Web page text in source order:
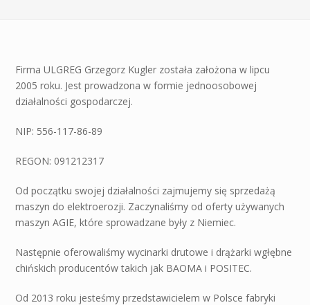
Firma ULGREG Grzegorz Kugler została założona w lipcu
2005 roku. Jest prowadzona w formie jednoosobowej
działalności gospodarczej.
NIP: 556-117-86-89
REGON: 091212317
Od początku swojej działalności zajmujemy się sprzedażą
maszyn do elektroerozji. Zaczynaliśmy od oferty używanych
maszyn AGIE, które sprowadzane były z Niemiec.
Następnie oferowaliśmy wycinarki drutowe i drążarki wgłębne
chińskich producentów takich jak BAOMA i POSITEC.
Od 2013 roku jesteśmy przedstawicielem w Polsce fabryki